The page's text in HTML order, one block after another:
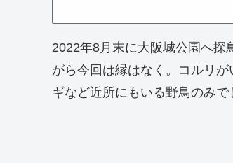
2022年8月末に大阪城公園へ探
がら今回は縁はなく。コルリ
ギなど近所にもいる野鳥のみで